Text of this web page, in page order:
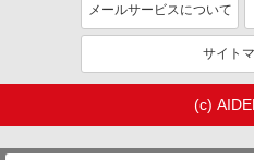
メールサービスについて
サイト
(c)